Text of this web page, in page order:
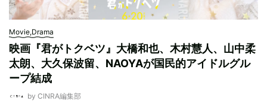
Movie,Drama
映画『君がトクベツ』大橋和也、木村慧人、山中柔
太朗、大久保波留、NAOYAが国民的アイドルグル
ープ結成
by CINRA編集部